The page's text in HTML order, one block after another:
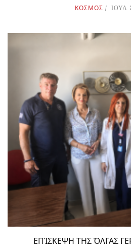
ΚΟΣΜΟΣ ΙΟΥΛ
ΕΠΊΣΚΕΨΗ ΤΗΣ ΌΛΓΑΣ